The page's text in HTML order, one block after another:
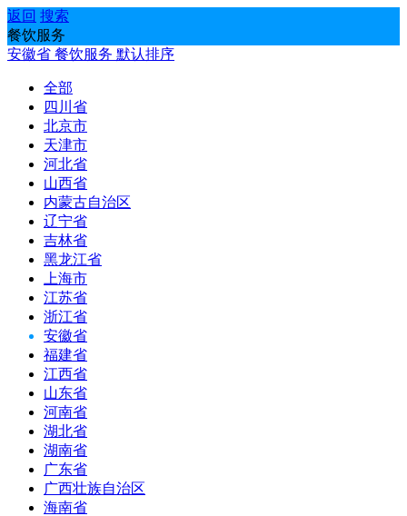
返回 搜索
餐饮服务
安徽省 餐饮服务 默认排序
全部
四川省
北京市
天津市
河北省
山西省
内蒙古自治区
辽宁省
吉林省
黑龙江省
上海市
江苏省
浙江省
安徽省
福建省
江西省
山东省
河南省
湖北省
湖南省
广东省
广西壮族自治区
海南省